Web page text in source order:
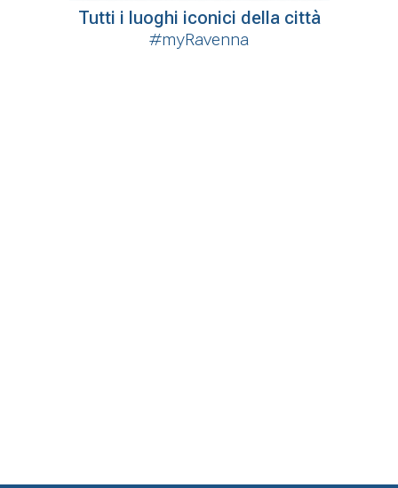
Tutti i luoghi iconici della città
#myRavenna